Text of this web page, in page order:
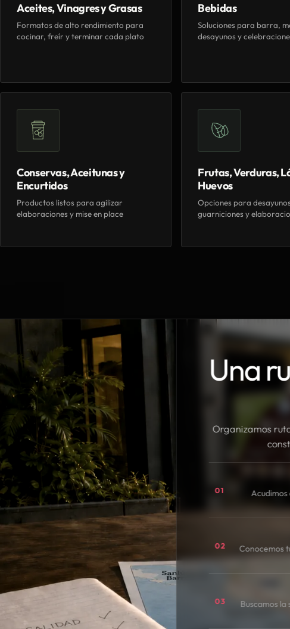
Aceites, Vinagres y Grasas
Formatos de alto rendimiento para
cocinar, freír y terminar cada plato
Bebidas
Soluciones para barra,
desayunos y
Conservas, Aceitunas y
Encurtidos
Productos listos para agilizar
elaboraciones y mise en place
Frutas, Verduras,
Huevos
Opciones para
guarniciones y
Una
Organizamos
01
Acudimos
02
Conocemos
03
Buscamos